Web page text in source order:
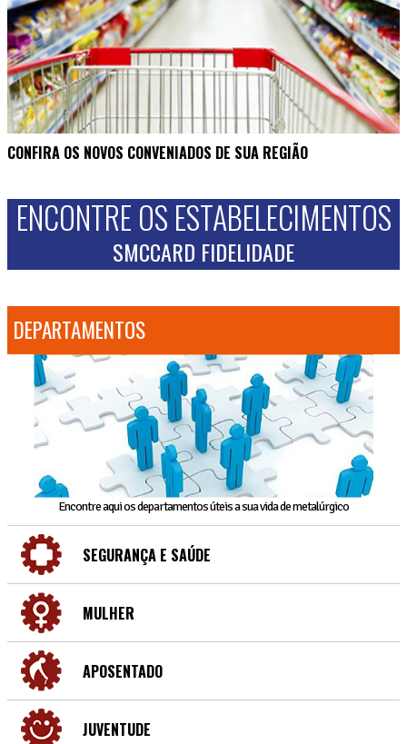
CONFIRA OS NOVOS CONVENIADOS DE SUA REGIÃO
ENCONTRE OS ESTABELECIMENTOS
SMCCARD FIDELIDADE
DEPARTAMENTOS
Encontre aqui os departamentos úteis a sua vida de metalúrgico
SEGURANÇA E SAÚDE
MULHER
APOSENTADO
JUVENTUDE